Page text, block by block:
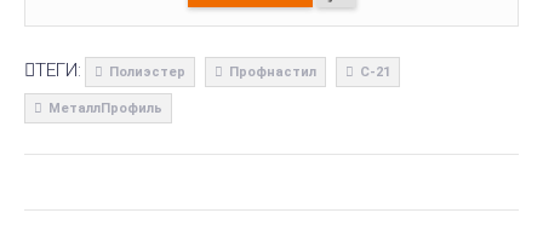
ТЕГИ: Полиэстер Профнастил С-21
МеталлПрофиль